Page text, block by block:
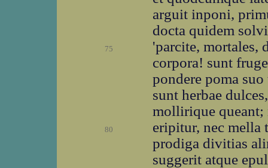
arguit inponi,
docta quidem
75
'parcite, mortales,
corpora! sunt
pondere poma
sunt herbae
mollirique queant;
80
eripitur, nec
prodiga divitias
suggerit atque